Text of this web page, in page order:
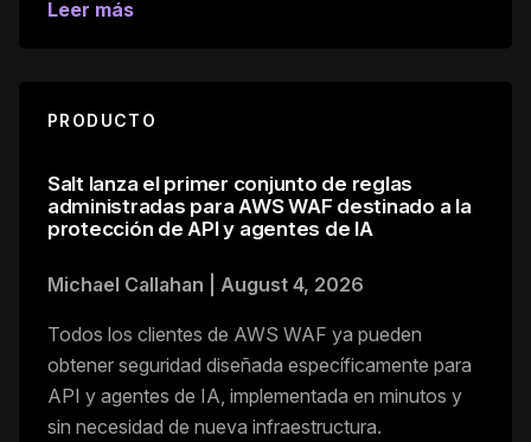
Leer más
PRODUCTO
Salt lanza el primer conjunto de reglas
administradas para AWS WAF destinado a la
protección de API y agentes de IA
Michael Callahan August 4, 2026
Todos los clientes de AWS WAF ya pueden
obtener seguridad diseñada específicamente para
API y agentes de IA, implementada en minutos y
sin necesidad de nueva infraestructura.